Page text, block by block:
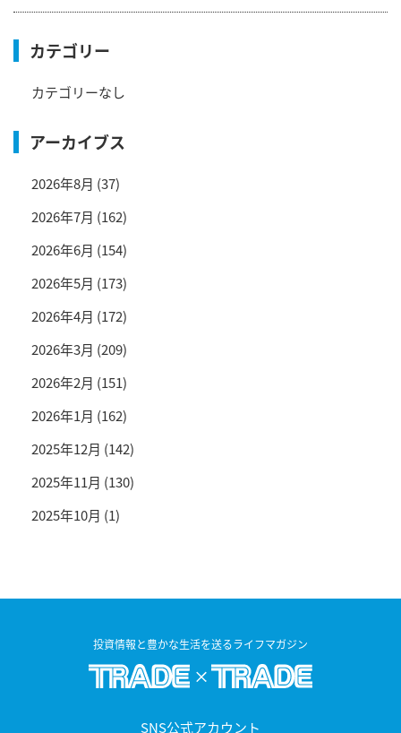
カテゴリー
カテゴリーなし
アーカイブス
2026年8月 (37)
2026年7月 (162)
2026年6月 (154)
2026年5月 (173)
2026年4月 (172)
2026年3月 (209)
2026年2月 (151)
2026年1月 (162)
2025年12月 (142)
2025年11月 (130)
2025年10月 (1)
投資情報と豊かな生活を送るライフマガジン
SNS公式アカウント